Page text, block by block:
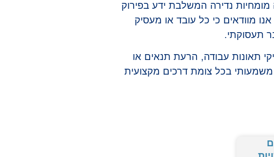
נדירה המשלבת ידע בפירוק
מוודאים כי כל עובד או מעסיק
תעסוקתי.
תאונות עבודה, הרעת תנאים או
בכל צומת דרכים מקצועית